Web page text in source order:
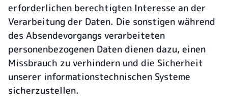
erforderlichen berechtigten Interesse an der
Verarbeitung der Daten. Die sonstigen während
des Absendevorgangs verarbeiteten
personenbezogenen Daten dienen dazu, einen
Missbrauch zu verhindern und die Sicherheit
unserer informationstechnischen Systeme
sicherzustellen.